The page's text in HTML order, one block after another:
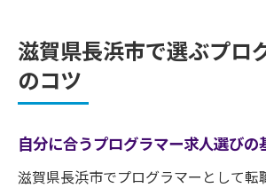
プログラマー求人比較時の
未経験歓迎の求人で新たな一
プログラマー求人で転職成
滋賀県長浜市で選ぶプロ
のコツ
自分に合うプログラマー求人選びの
滋賀県長浜市でプログラマーとして転